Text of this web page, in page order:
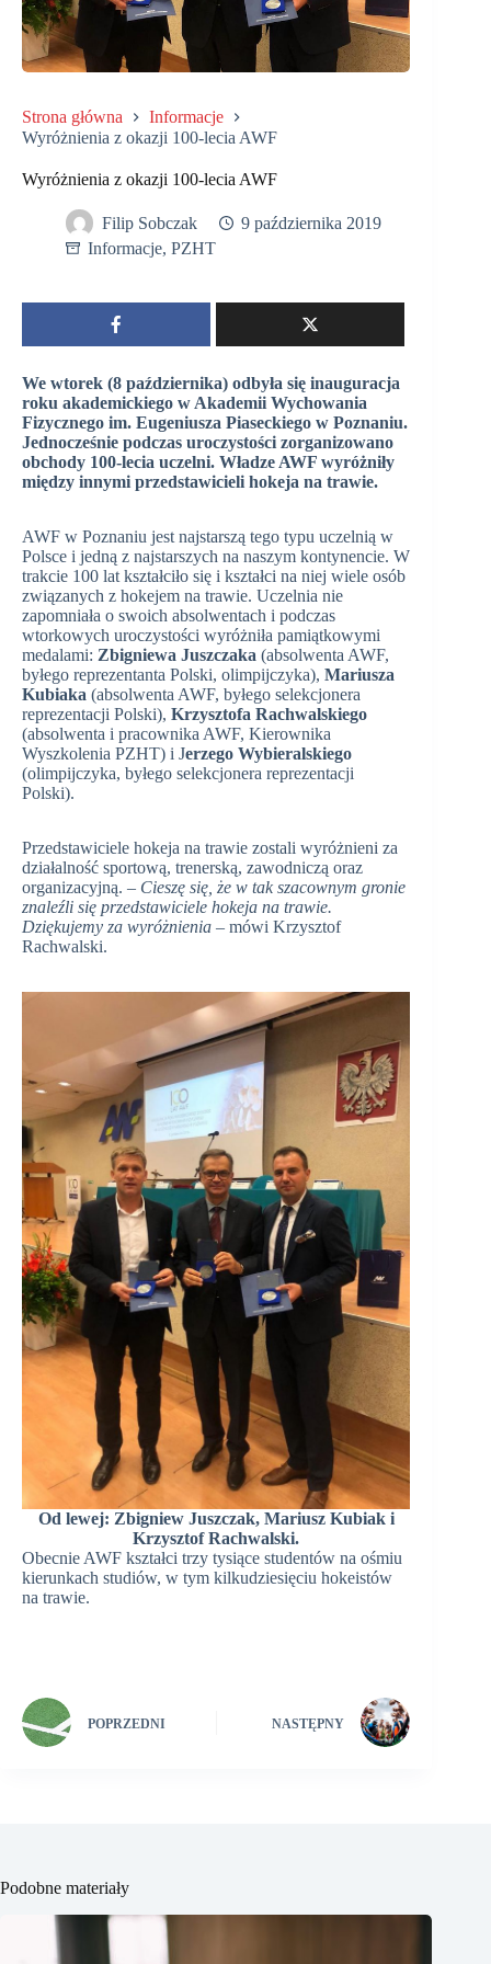
Strona główna
Informacje
Wyróżnienia z okazji 100-lecia AWF
Wyróżnienia z okazji 100-lecia AWF
Filip Sobczak
9 października 2019
Informacje, PZHT
We wtorek (8 października) odbyła się inauguracja
roku akademickiego w Akademii Wychowania
Fizycznego im. Eugeniusza Piaseckiego w Poznaniu.
Jednocześnie podczas uroczystości zorganizowano
obchody 100-lecia uczelni. Władze AWF wyróżniły
między innymi przedstawicieli hokeja na trawie.
AWF w Poznaniu jest najstarszą tego typu uczelnią w
Polsce i jedną z najstarszych na naszym kontynencie. W
trakcie 100 lat kształciło się i kształci na niej wiele osób
związanych z hokejem na trawie. Uczelnia nie
zapomniała o swoich absolwentach i podczas
wtorkowych uroczystości wyróżniła pamiątkowymi
medalami: Zbigniewa Juszczaka (absolwenta AWF,
byłego reprezentanta Polski, olimpijczyka), Mariusza
Kubiaka (absolwenta AWF, byłego selekcjonera
reprezentacji Polski), Krzysztofa Rachwalskiego
(absolwenta i pracownika AWF, Kierownika
Wyszkolenia PZHT) i Jerzego Wybieralskiego
(olimpijczyka, byłego selekcjonera reprezentacji
Polski).
Przedstawiciele hokeja na trawie zostali wyróżnieni za
działalność sportową, trenerską, zawodniczą oraz
organizacyjną. – Cieszę się, że w tak szacownym gronie
znaleźli się przedstawiciele hokeja na trawie.
Dziękujemy za wyróżnienia – mówi Krzysztof
Rachwalski.
Od lewej: Zbigniew Juszczak, Mariusz Kubiak i
Krzysztof Rachwalski.
Obecnie AWF kształci trzy tysiące studentów na ośmiu
kierunkach studiów, w tym kilkudziesięciu hokeistów
na trawie.
POPRZEDNI NASTĘPNY
Podobne materiały